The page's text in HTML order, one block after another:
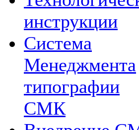
инструкции
Система
Менеджмента
типографии
СМК